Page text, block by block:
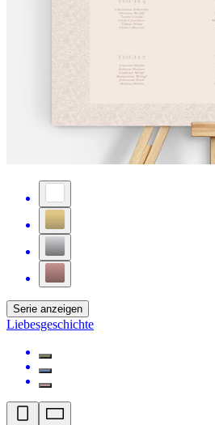
Serie anzeigen
Liebesgeschichte